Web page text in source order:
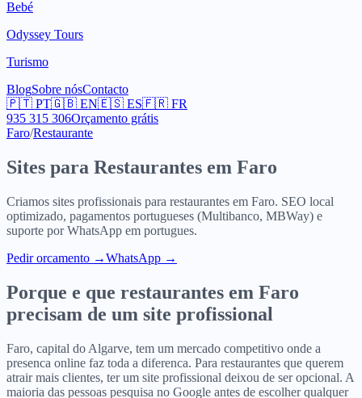
Bebé
Odyssey Tours
Turismo
BlogSobre nósContacto
🇵🇹 PT🇬🇧 EN🇪🇸 ES🇫🇷 FR
935 315 306Orçamento grátis
Faro/Restaurante
Sites para Restaurantes em Faro
Criamos sites profissionais para restaurantes em Faro. SEO local
optimizado, pagamentos portugueses (Multibanco, MBWay) e
suporte por WhatsApp em portugues.
Pedir orcamento →WhatsApp →
Porque e que restaurantes em Faro
precisam de um site profissional
Faro, capital do Algarve, tem um mercado competitivo onde a
presenca online faz toda a diferenca. Para restaurantes que querem
atrair mais clientes, ter um site profissional deixou de ser opcional. A
maioria das pessoas pesquisa no Google antes de escolher qualquer